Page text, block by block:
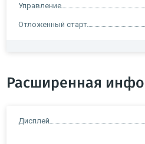
Управление
Отложенный старт
Расширенная
Дисплей